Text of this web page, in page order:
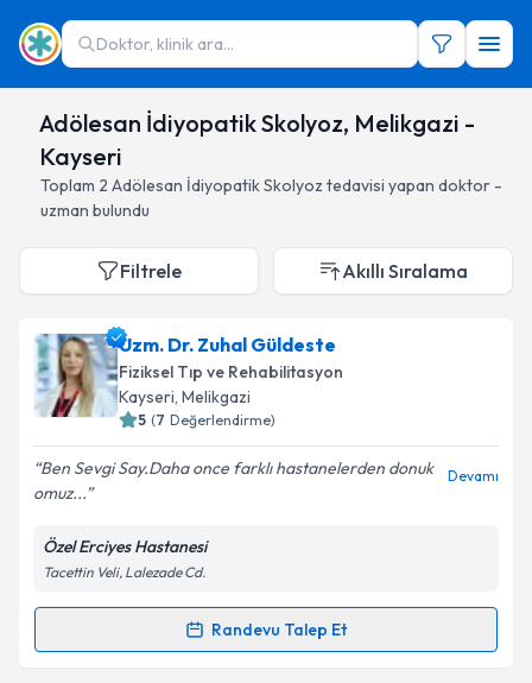
Doktor, klinik ara...
Adölesan İdiyopatik Skolyoz, Melikgazi -
Kayseri
Toplam 2 Adölesan İdiyopatik Skolyoz tedavisi yapan doktor -
uzman bulundu
Filtrele Akıllı Sıralama
Uzm. Dr. Zuhal Güldeste
Fiziksel Tıp ve Rehabilitasyon
Kayseri, Melikgazi
5 (7 Değerlendirme)
Ben Sevgi Say.Daha once farklı hastanelerden donuk
omuz...
Devamı
Özel Erciyes Hastanesi
Tacettin Veli, Lalezade Cd.
Randevu Talep Et
Randevu Takvimi Talebi